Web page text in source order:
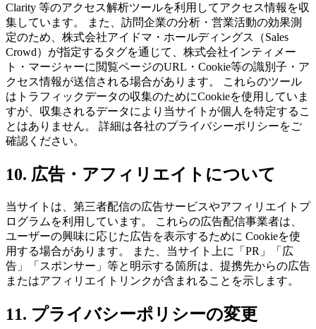
Clarity 等のアクセス解析ツールを利用してアクセス情報を収
集しています。 また、訪問企業の分析・営業活動の効果測
定のため、株式会社アイドマ・ホールディングス（Sales
Crowd）が指定するタグを通じて、株式会社インティメー
ト・マージャーに閲覧ページのURL・Cookie等の識別子・ア
クセス情報が送信される場合があります。 これらのツール
はトラフィックデータの収集のためにCookieを使用していま
すが、収集されるデータにより当サイトが個人を特定するこ
とはありません。 詳細は各社のプライバシーポリシーをご
確認ください。
10. 広告・アフィリエイトについて
当サイトは、第三者配信の広告サービスやアフィリエイトプ
ログラムを利用しています。 これらの広告配信事業者は、
ユーザーの興味に応じた広告を表示するために Cookieを使
用する場合があります。 また、当サイト上に「PR」「広
告」「スポンサー」等と明示する箇所は、提携先からの広告
またはアフィリエイトリンクが含まれることを示します。
11. プライバシーポリシーの変更